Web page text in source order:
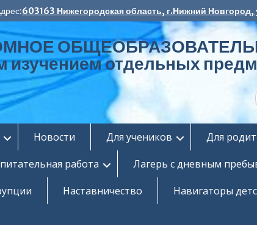
603163 Нижегородская область, г.Нижний
отдельных
Новости Для учеников Для
работа Лагерь с дневным
Наставничество Навигаторы